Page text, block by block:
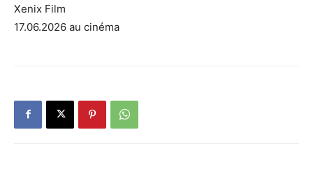
Xenix Film
17.06.2026 au cinéma